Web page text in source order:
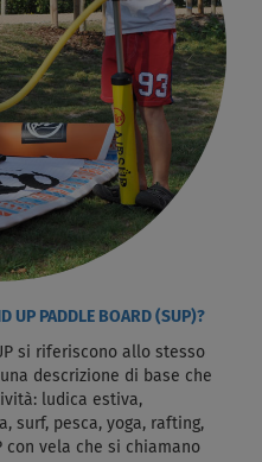
UP PADDLE BOARD (SUP)?
si riferiscono allo stesso
descrizione di base che
ludica estiva,
surf, pesca, yoga, rafting,
con vela che si chiamano